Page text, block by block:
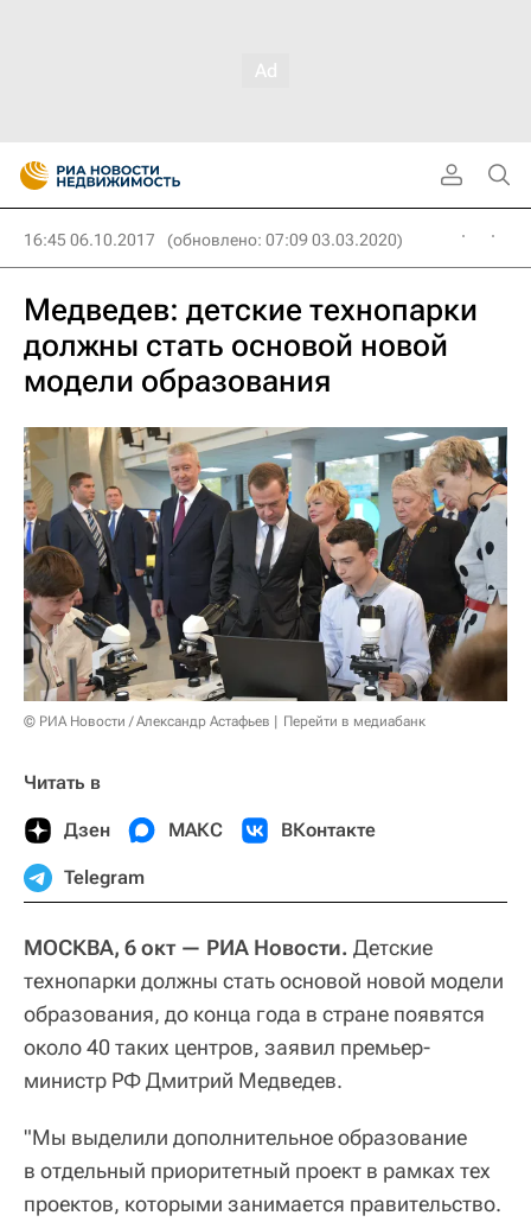
16:45 06.10.2017 (обновлено: 07:09 03.03.2020)
Медведев: детские технопарки
должны стать основой новой
модели образования
© РИА Новости / Александр Астафьев Перейти в медиабанк
Читать в
Дзен МАКС ВКонтакте
Telegram
МОСКВА, 6 окт — РИА Новости. Детские
технопарки должны стать основой новой модели
образования, до конца года в стране появятся
около 40 таких центров, заявил премьер-
министр РФ Дмитрий Медведев.
"Мы выделили дополнительное образование
в отдельный приоритетный проект в рамках тех
проектов, которыми занимается правительство.